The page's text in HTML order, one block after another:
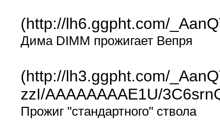
(http://lh6.ggpht.com/
Дима DIMM прожигает Вепря
(http://lh3.ggpht.com/
zzI/AAAAAAAAE1U/
Прожиг "стандартного" ствола